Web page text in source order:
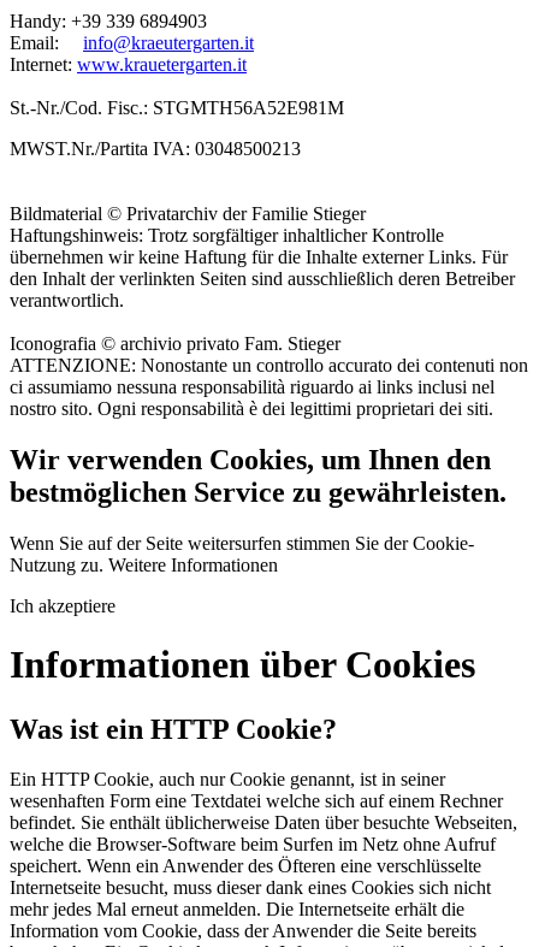
Handy: +39 339 6894903
Email: info@kraeutergarten.it
Internet: www.krauetergarten.it
St.-Nr./Cod. Fisc.: STGMTH56A52E981M
MWST.Nr./Partita IVA: 03048500213
Bildmaterial © Privatarchiv der Familie Stieger
Haftungshinweis: Trotz sorgfältiger inhaltlicher Kontrolle
übernehmen wir keine Haftung für die Inhalte externer Links. Für
den Inhalt der verlinkten Seiten sind ausschließlich deren Betreiber
verantwortlich.
Iconografia © archivio privato Fam. Stieger
ATTENZIONE: Nonostante un controllo accurato dei contenuti non
ci assumiamo nessuna responsabilità riguardo ai links inclusi nel
nostro sito. Ogni responsabilità è dei legittimi proprietari dei siti.
Wir verwenden Cookies, um Ihnen den
bestmöglichen Service zu gewährleisten.
Wenn Sie auf der Seite weitersurfen stimmen Sie der Cookie-
Nutzung zu. Weitere Informationen
Ich akzeptiere
Informationen über Cookies
Was ist ein HTTP Cookie?
Ein HTTP Cookie, auch nur Cookie genannt, ist in seiner
wesenhaften Form eine Textdatei welche sich auf einem Rechner
befindet. Sie enthält üblicherweise Daten über besuchte Webseiten,
welche die Browser-Software beim Surfen im Netz ohne Aufruf
speichert. Wenn ein Anwender des Öfteren eine verschlüsselte
Internetseite besucht, muss dieser dank eines Cookies sich nicht
mehr jedes Mal erneut anmelden. Die Internetseite erhält die
Information vom Cookie, dass der Anwender die Seite bereits